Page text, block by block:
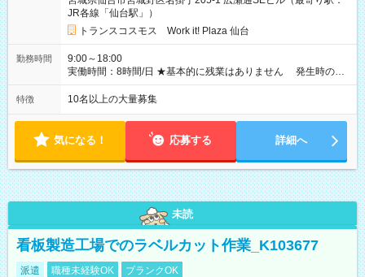
（時給1,300円×8時間×16日） 【試用期間】試用期間なし
JR各線「仙台駅」）
トランスコスモス Work it! Plaza 仙台
勤務時間
9:00～18:00
実働時間：8時間/日 ★基本的に残業はありません 発生時の残
業代は1分単位で支給いたします
特徴 10名以上の大量募集
気になる！ 応募する 詳細へ
未読
看板製造工場でのラベルカット作業_K103677
派遣 職種未経験OK ブランクOK